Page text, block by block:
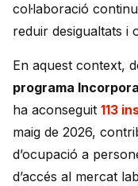
col·laboració
reduir desigualtats i
En aquest context,
programa
ha aconseguit 113
maig de 2026,
d’ocupació a
d’accés al mercat